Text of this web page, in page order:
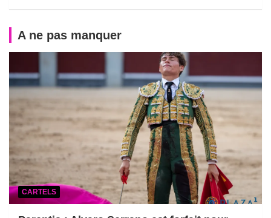
A ne pas manquer
CARTELS